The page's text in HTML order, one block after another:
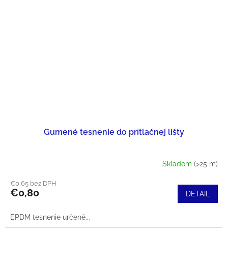
Gumené tesnenie do prítlačnej lišty
Skladom (>25 m)
€0,65 bez DPH
€0,80 DETAIL
EPDM tesnenie určené...